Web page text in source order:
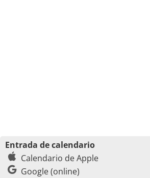
Entrada de calendario
Calendario de Apple
Google (online)